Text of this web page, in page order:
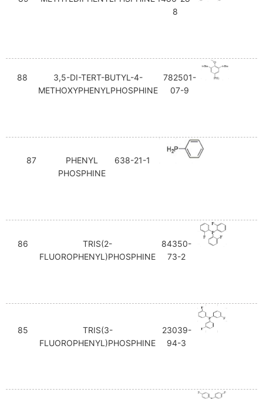
8
88
3,5-DI-TERT-BUTYL-4-
METHOXYPHENYLPHOSPHINE
782501-
07-9
87
PHENYL
PHOSPHINE
638-21-1
86
TRIS(2-
FLUOROPHENYL)PHOSPHINE
84350-
73-2
85
TRIS(3-
FLUOROPHENYL)PHOSPHINE
23039-
94-3